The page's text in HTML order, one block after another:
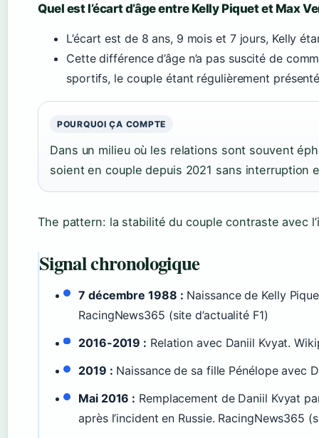
Quel est l’écart d’âge entre Kelly Piquet et Max
L’écart est de 8 ans, 9 mois et 7 jours, Kelly
Cette différence d’âge n’a pas suscité de
sportifs, le couple étant régulièrement
POURQUOI ÇA COMPTE
Dans un milieu où les relations sont souvent
soient en couple depuis 2021 sans interruption
The pattern: la stabilité du couple contraste avec
Signal chronologique
7 décembre 1988 : Naissance de Kelly
RacingNews365 (site d’actualité F1)
2016-2019 : Relation avec Daniil Kvyat.
2019 : Naissance de sa fille Pénélope avec
Mai 2016 : Remplacement de Daniil Kvyat
après l’incident en Russie. RacingNews365